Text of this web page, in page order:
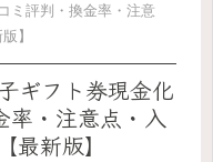
ミ評判・換金率・注意
】
ギフト券現金化
率・注意点・入
新版】